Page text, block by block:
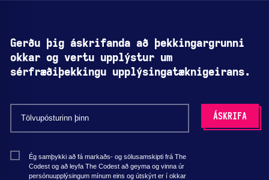
Gerðu þig áskrifanda að þekkingargrunni
okkar og vertu upplýstur um
sérfræðiþekkingu upplýsingatæknigeirans.
Ég samþykki að fá markaðs- og sölusamskipti frá The
Codest og að leyfa The Codest að geyma og vinna úr
persónuupplýsingum mínum eins og útskýrt er í okkar